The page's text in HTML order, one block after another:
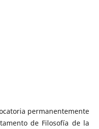
permanentemente
de Filosofía de la